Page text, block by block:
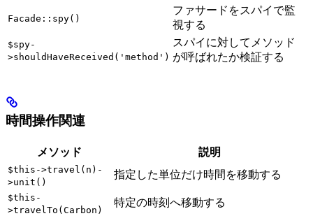
Facade::spy()
ファサードをスパイで監
視する
$spy-
>shouldHaveReceived('method')
スパイに対してメソッド
が呼ばれたか検証する
時間操作関連
メソッド 説明
$this->travel(n)-
>unit()
指定した単位だけ時間を移動する
$this-
>travelTo(Carbon)
特定の時刻へ移動する